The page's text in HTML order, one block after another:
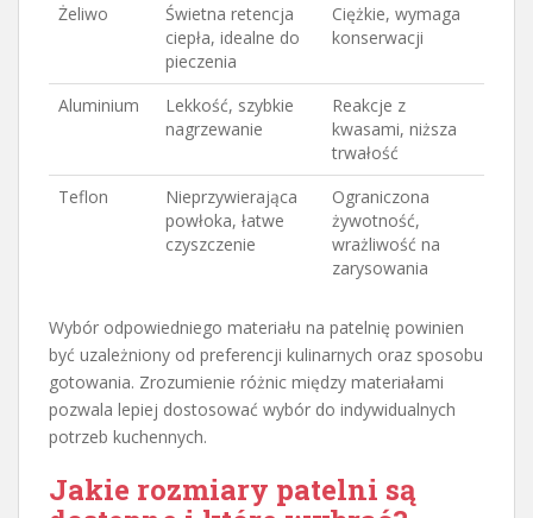
Żeliwo
Świetna retencja
ciepła, idealne do
pieczenia
Ciężkie, wymaga
konserwacji
Aluminium
Lekkość, szybkie
nagrzewanie
Reakcje z
kwasami, niższa
trwałość
Teflon
Nieprzywierająca
powłoka, łatwe
czyszczenie
Ograniczona
żywotność,
wrażliwość na
zarysowania
Wybór odpowiedniego materiału na patelnię powinien
być uzależniony od preferencji kulinarnych oraz sposobu
gotowania. Zrozumienie różnic między materiałami
pozwala lepiej dostosować wybór do indywidualnych
potrzeb kuchennych.
Jakie rozmiary patelni są